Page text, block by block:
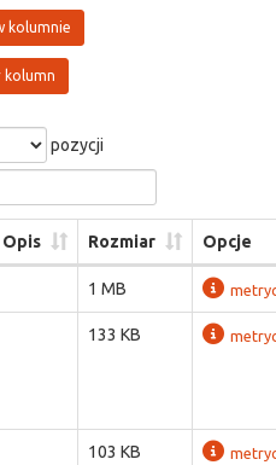
kolumnie
kolumn
pozycji
Opis Rozmiar Opcje
1 MB
133 KB
103 KB